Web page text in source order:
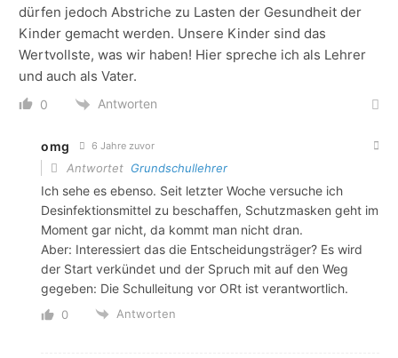
dürfen jedoch Abstriche zu Lasten der Gesundheit der
Kinder gemacht werden. Unsere Kinder sind das
Wertvollste, was wir haben! Hier spreche ich als Lehrer
und auch als Vater.
0 Antworten
omg 6 Jahre zuvor
Antwortet Grundschullehrer
Ich sehe es ebenso. Seit letzter Woche versuche ich
Desinfektionsmittel zu beschaffen, Schutzmasken geht im
Moment gar nicht, da kommt man nicht dran.
Aber: Interessiert das die Entscheidungsträger? Es wird
der Start verkündet und der Spruch mit auf den Weg
gegeben: Die Schulleitung vor ORt ist verantwortlich.
0 Antworten